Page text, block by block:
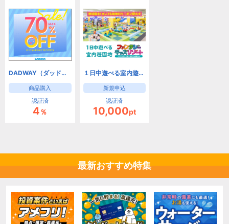
DADWAY（ダッドウェイオンラインストア）
商品購入
認証済
4％
１日中遊べる室内遊園地 ファンタジーキッズリゾート
新規申込
認証済
10,000pt
最新おすすめ特集